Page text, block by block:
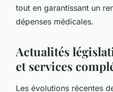
tout en garantissant un
dépenses médicales.
Actualités
et services
Les évolutions récentes